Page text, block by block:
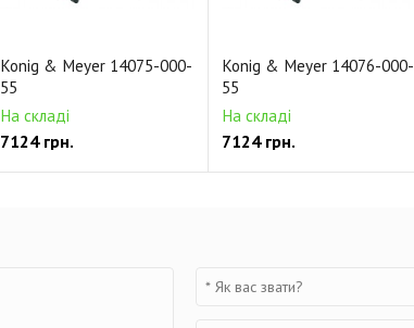
Konig & Meyer 14075-000-
55
На складі
7124 грн.
Konig & Meyer 14076-000-
55
На складі
7124 грн.